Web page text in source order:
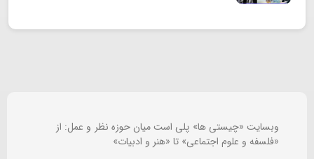
وبسایت «چیستی ها» پلی است میان حوزه نظر و عمل: از
«فلسفه و علوم اجتماعی» تا «هنر و ادبیات»